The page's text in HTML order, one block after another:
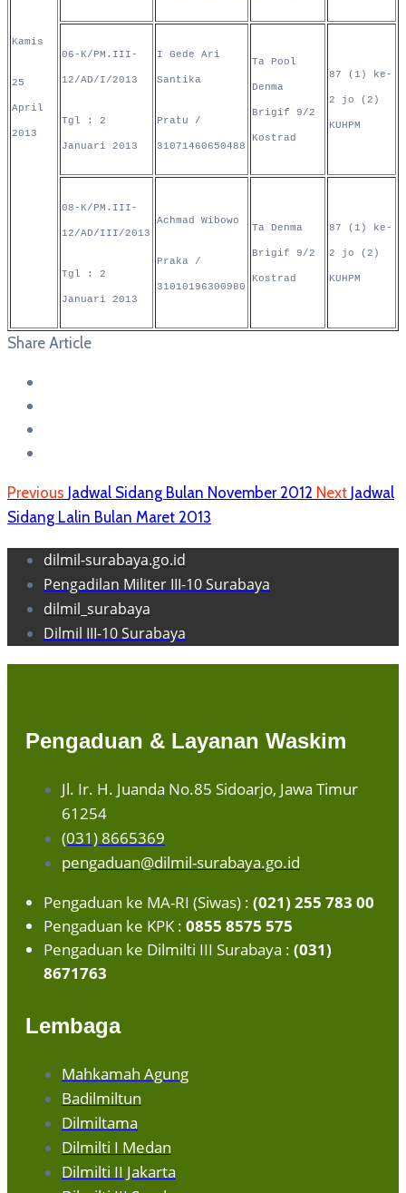
Kamis
25
April
2013
06-K/PM.III-
12/AD/I/2013
Tgl : 2
Januari 2013
I Gede Ari
Santika
Pratu /
31071460650488
Ta Pool
Denma
Brigif 9/2
Kostrad
87 (1) ke-
2 jo (2)
KUHPM
08-K/PM.III-
12/AD/III/2013
Tgl : 2
Januari 2013
Achmad Wibowo
Praka /
31010196300980
Ta Denma
Brigif 9/2
Kostrad
87 (1) ke-
2 jo (2)
KUHPM
Share Article
Previous Jadwal Sidang Bulan November 2012 Next Jadwal
Sidang Lalin Bulan Maret 2013
dilmil-surabaya.go.id
Pengadilan Militer III-10 Surabaya
dilmil_surabaya
Dilmil III-10 Surabaya
Pengaduan & Layanan Waskim
Jl. Ir. H. Juanda No.85 Sidoarjo, Jawa Timur
61254
(031) 8665369
pengaduan@dilmil-surabaya.go.id
Pengaduan ke MA-RI (Siwas) : (021) 255 783 00
Pengaduan ke KPK : 0855 8575 575
Pengaduan ke Dilmilti III Surabaya : (031)
8671763
Lembaga
Mahkamah Agung
Badilmiltun
Dilmiltama
Dilmilti I Medan
Dilmilti II Jakarta